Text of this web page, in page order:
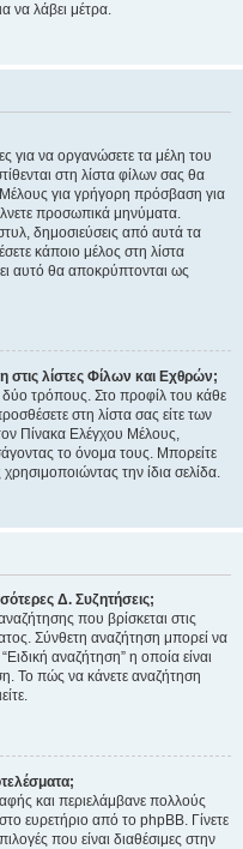
να λάβει μέτρα.
για να οργανώσετε τα μέλη του
στη λίστα φίλων σας θα
Μέλους για γρήγορη πρόσβαση για
προσωπικά μηνύματα.
δημοσιεύσεις από αυτά τα
κάποιο μέλος στη λίστα
αυτό θα αποκρύπτονται ως
λίστες Φίλων και Εχθρών;
δύο τρόπους. Στο προφίλ του κάθε
στη λίστα σας είτε των
Πίνακα Ελέγχου Μέλους,
το όνομα τους. Μπορείτε
την ίδια σελίδα.
Δ. Συζητήσεις;
που βρίσκεται στις
Σύνθετη αναζήτηση μπορεί να
αναζήτηση” η οποία είναι
Το πώς να κάνετε αναζήτηση
και περιελάμβανε πολλούς
ευρετήριο από το phpBB. Γίνετε
που είναι διαθέσιμες στην